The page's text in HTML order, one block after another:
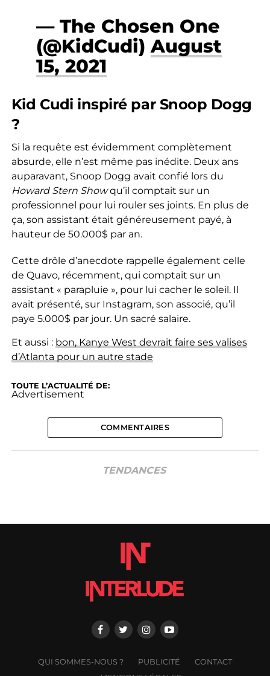
— The Chosen One
(@KidCudi)August
15, 2021
Kid Cudi inspiré par Snoop Dogg
?
Si la requête est évidemment complètement
absurde, elle n’est même pas inédite. Deux ans
auparavant, Snoop Dogg avait confié lors du
Howard Stern Showqu’il comptait sur un
professionnel pour lui rouler ses joints. En plus de
ça, son assistant était généreusement payé, à
hauteur de 50.000$ par an.
Cette drôle d’anecdote rappelle également celle
de Quavo, récemment, qui comptait sur un
assistant « parapluie », pour lui cacher le soleil. Il
avait présenté, sur Instagram, son associé, qu’il
paye 5.000$ par jour. Un sacré salaire.
Et aussi : bon, Kanye West devrait faire ses valises
d’Atlanta pour un autre stade
TOUTE L’ACTUALITÉ DE:
Advertisement
COMMENTAIRES
TENDANCES
QUI SOMMES-NOUS ? PUBLICITÉ
CONTACT